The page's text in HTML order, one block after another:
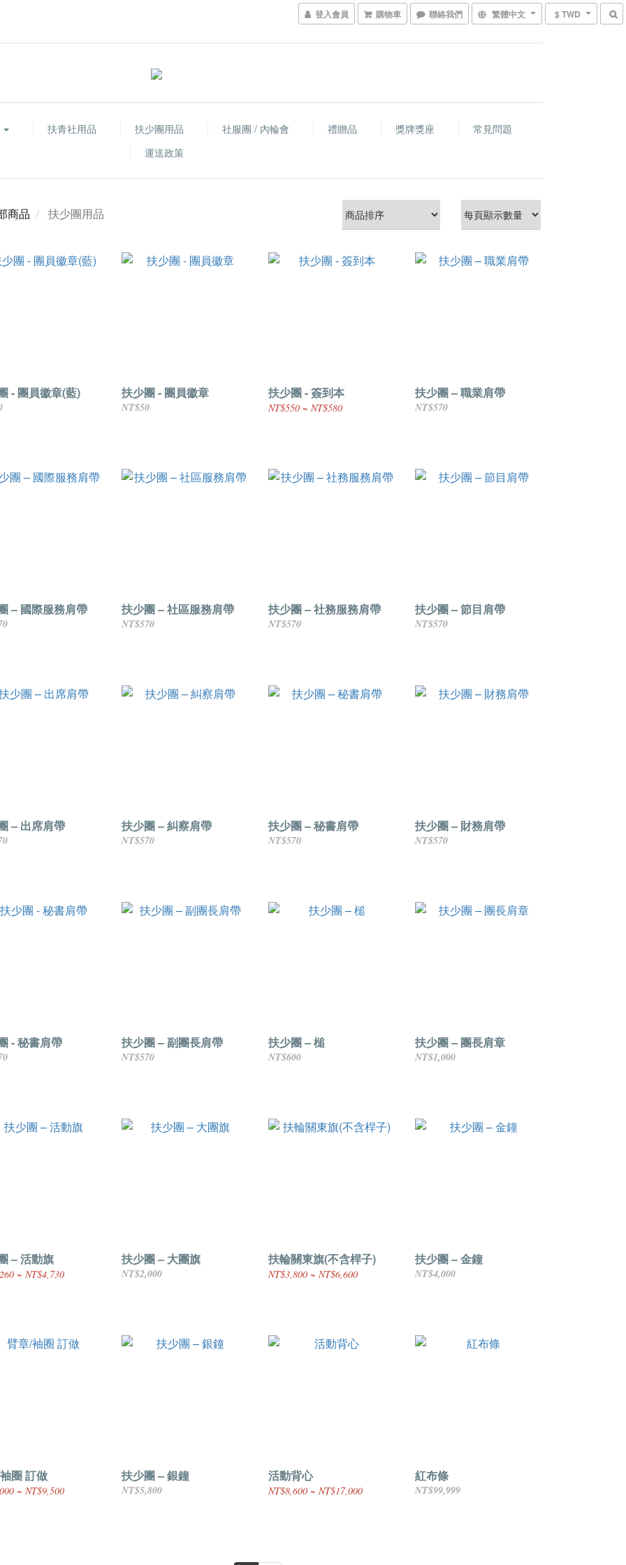
登入會員 購物車 聯絡我們 繁體中文 $ TWD
扶青社用品 扶少團用品 社服團 / 內輪會 禮贈品 獎牌獎座
常見問題
運送政策
商品 扶少團用品
- 團員徽章(藍) 扶少團 - 團員徽章
NT$50
扶少團 - 簽到本
NT$550 ~ NT$580
扶少團 – 職業肩帶
NT$570
– 國際服務肩帶 扶少團 – 社區服務肩帶
NT$570
扶少團 – 社務服務肩帶
NT$570
扶少團 – 節目肩帶
NT$570
– 出席肩帶 扶少團 – 糾察肩帶
NT$570
扶少團 – 秘書肩帶
NT$570
扶少團 – 財務肩帶
NT$570
- 秘書肩帶 扶少團 – 副團長肩帶
NT$570
扶少團 – 槌
NT$600
扶少團 – 團長肩章
NT$1,000
– 活動旗
~ NT$4,730
扶少團 – 大團旗
NT$2,000
扶輪關東旗(不含桿子)
NT$3,800 ~ NT$6,600
扶少團 – 金鐘
NT$4,000
圈 訂做
~ NT$9,500
扶少團 – 銀鐘
NT$5,800
活動背心
NT$8,600 ~ NT$17,000
紅布條
NT$99,999